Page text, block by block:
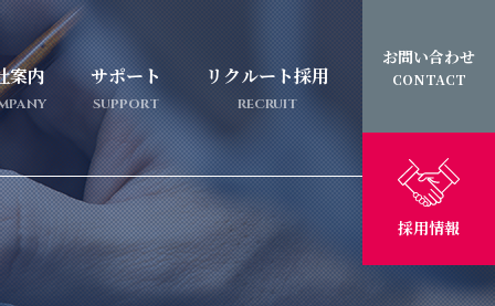
案内 サポート
SUPPORT
リクルート採用
RECRUIT
お問い合わせ
CONTACT
採用情報